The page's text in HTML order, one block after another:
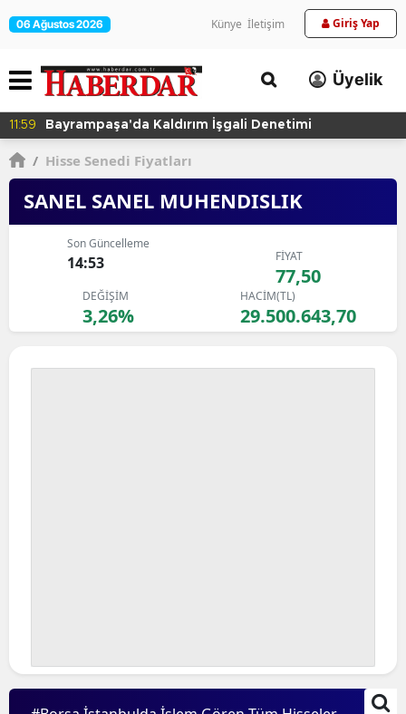
06 Ağustos 2026 Künye İletişim Giriş Yap
Üyelik
11:59 Bayrampaşa'da Kaldırım İşgali Denetimi
/ Hisse Senedi Fiyatları
SANEL SANEL MUHENDISLIK
Son Güncelleme
14:53 FİYAT
77,50
DEĞİŞİM
3,26%
HACİM(TL)
29.500.643,70